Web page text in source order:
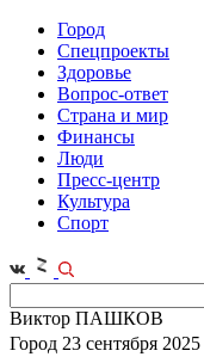
Город
Спецпроекты
Здоровье
Вопрос-ответ
Страна и мир
Финансы
Люди
Пресс-центр
Культура
Спорт
Виктор ПАШКОВ
Город 23 сентября 2025